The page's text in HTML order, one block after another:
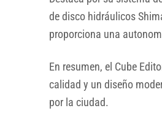
de disco hidráulicos
proporciona una
En resumen, el Cube
calidad y un diseño
por la ciudad.